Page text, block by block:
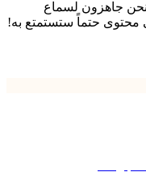
نحن جاهزون لسماع
محتوى حتماً ستستمتع به!